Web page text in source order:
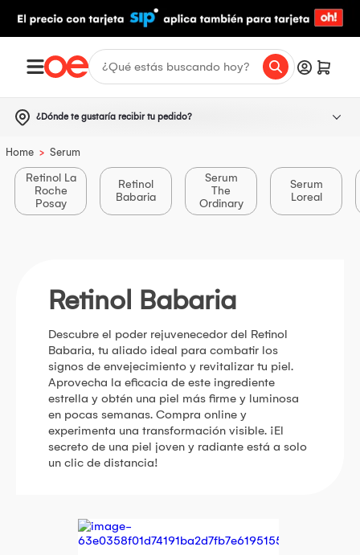
¿Dónde te gustaría recibir tu pedido?
Home > Serum
Retinol La
Roche
Posay
Retinol
Babaria
Serum
The
Ordinary
Serum
Loreal
Retinol Babaria
Descubre el poder rejuvenecedor del Retinol
Babaria, tu aliado ideal para combatir los
signos de envejecimiento y revitalizar tu piel.
Aprovecha la eficacia de este ingrediente
estrella y obtén una piel más firme y luminosa
en pocas semanas. Compra online y
experimenta una transformación visible. ¡El
secreto de una piel joven y radiante está a solo
un clic de distancia!